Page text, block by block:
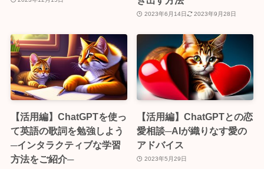
2023年6月14日 2023年9月28日
【活用編】ChatGPTを使っ
て英語の歌詞を勉強しよう
─インタラクティブな学習
方法をご紹介─
【活用編】ChatGPTとの恋
愛相談─AIが織りなす愛の
アドバイス
2023年5月29日